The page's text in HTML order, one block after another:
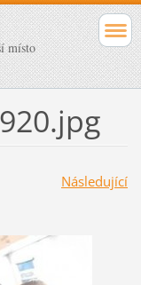
místo
Následující